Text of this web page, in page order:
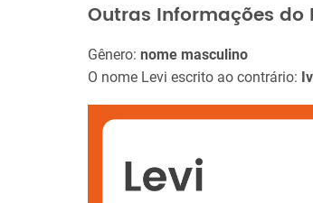
Outras Informações do
Gênero: nome masculino
O nome Levi escrito ao contrário: